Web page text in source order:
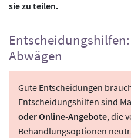
sie zu teilen.
Abwägen
Gute Entscheidungen
Entscheidungshilfen sind
oder Online-Angebote, die
Behandlungsoptionen